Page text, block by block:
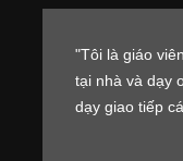
"Tôi là giáo
tại nhà và dạy
dạy giao tiếp